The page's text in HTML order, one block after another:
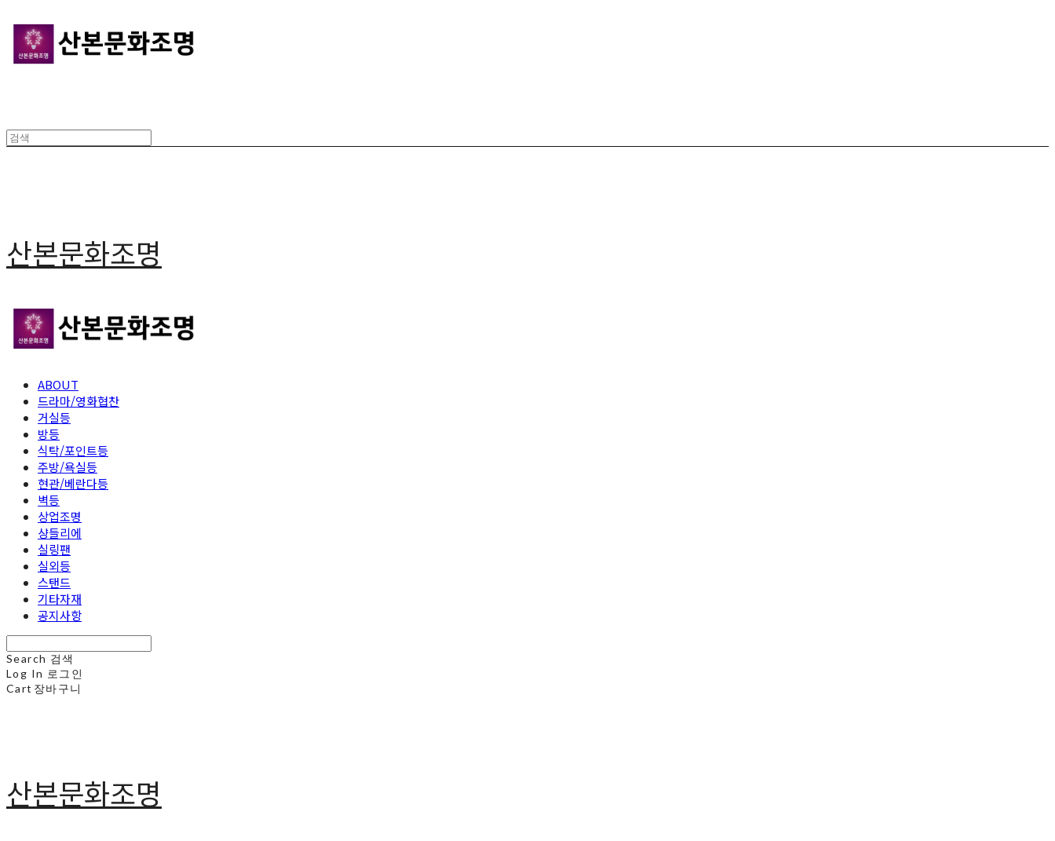
산본문화조명
ABOUT
드라마/영화협찬
거실등
방등
식탁/포인트등
주방/욕실등
현관/베란다등
벽등
상업조명
샹들리에
실링팬
실외등
스탠드
기타자재
공지사항
Search 검색
Log In 로그인
Cart 장바구니
산본문화조명